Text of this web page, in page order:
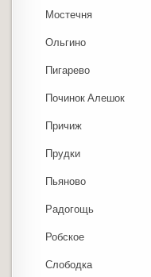
Мостечня
Ольгино
Пигарево
Починок Алешок
Причиж
Прудки
Пьяново
Радогощь
Робское
Слободка